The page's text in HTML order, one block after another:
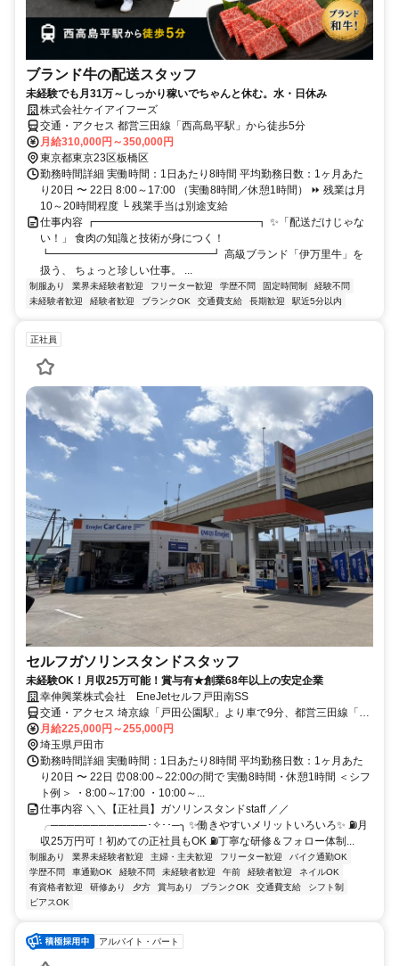
ブランド牛の配送スタッフ
未経験でも月31万～しっかり稼いでちゃんと休む。水・日休み
株式会社ケイアイフーズ
交通・アクセス 都営三田線「西高島平駅」から徒歩5分
月給310,000円～350,000円
東京都東京23区板橋区
勤務時間詳細 実働時間：1日あたり8時間 平均勤務日数：1ヶ月あた
り20日 〜 22日 8:00～17:00 （実働8時間／休憩1時間） ⏩ 残業は月
10～20時間程度 └ 残業手当は別途支給
仕事内容 ┏━━━━━━━━━━━━━━━┓ ✨「配送だけじゃな
い！」 食肉の知識と技術が身につく！
┗━━━━━━━━━━━━━━━┛ 高級ブランド「伊万里牛」を
扱う、 ちょっと珍しい仕事。 ...
制服あり 業界未経験者歓迎 フリーター歓迎 学歴不問 固定時間制
経験不問
未経験者歓迎
経験者歓迎 ブランクOK 交通費支給 長期歓迎 駅近5分以内
正社員
セルフガソリンスタンドスタッフ
未経験OK！月収25万可能！賞与有★創業68年以上の安定企業
幸伸興業株式会社 EneJetセルフ戸田南SS
交通・アクセス 埼京線「戸田公園駅」より車で9分、都営三田線「高
島平駅」より車で10分、京浜東北・根岸線「蕨駅」より車で15分◆
車・バイク・自転車通勤OK◆交通費支給！
月給225,000円～255,000円
埼玉県戸田市
勤務時間詳細 実働時間：1日あたり8時間 平均勤務日数：1ヶ月あた
り20日 〜 22日 ⏰08:00～22:00の間で 実働8時間・休憩1時間 ＜シフ
ト例＞ ・8:00～17:00 ・10:00～...
仕事内容 ＼＼【正社員】ガソリンスタンドstaff ／／
╭────────────･✧･･─╮ ✨働きやすいメリットいろいろ✨ ⛽月
収25万円可！初めての正社員もOK ⛽丁寧な研修＆フォロー体制...
制服あり 業界未経験者歓迎 主婦・主夫歓迎 フリーター歓迎
バイク通勤OK
学歴不問
車通勤OK 経験不問 未経験者歓迎 午前 経験者歓迎
ネイルOK
有資格者歓迎
研修あり 夕方 賞与あり ブランクOK 交通費支給
シフト制
ピアスOK
アルバイト・パート